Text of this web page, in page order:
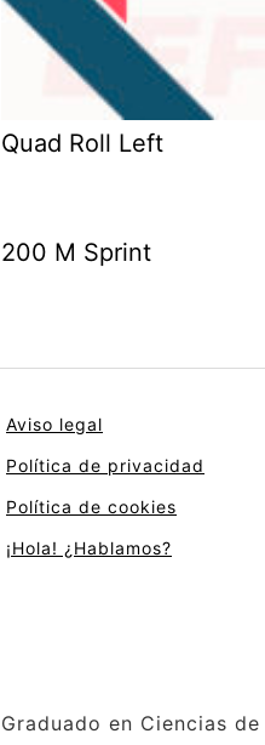
Quad Roll Left
200 M Sprint
Aviso legal
Política de privacidad
Política de cookies
¡Hola! ¿Hablamos?
Graduado en Ciencias